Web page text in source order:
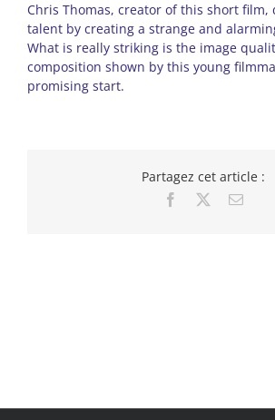
Chris Thomas, creator of this short film,
talent by creating a strange and
What is really striking is the image
composition shown by this young
promising start.
Partagez cet article :
Facebook Email